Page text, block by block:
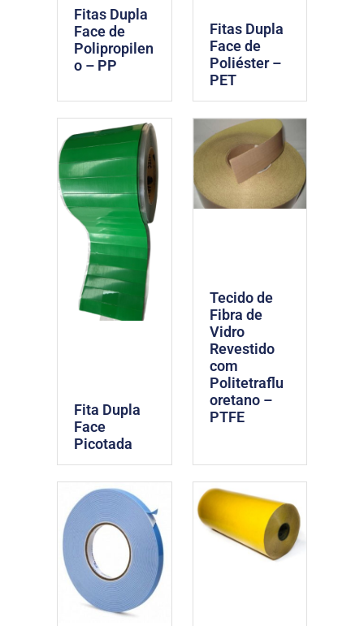
Fitas Dupla
Face de
Polipropilen
o – PP
Fitas Dupla
Face de
Poliéster –
PET
Fita Dupla
Face
Picotada
Tecido de
Fibra de
Vidro
Revestido
com
Politetraflu
oretano –
PTFE